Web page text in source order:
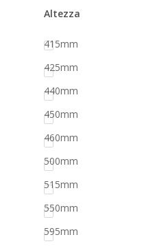
Altezza
415mm
425mm
440mm
450mm
460mm
500mm
515mm
550mm
595mm